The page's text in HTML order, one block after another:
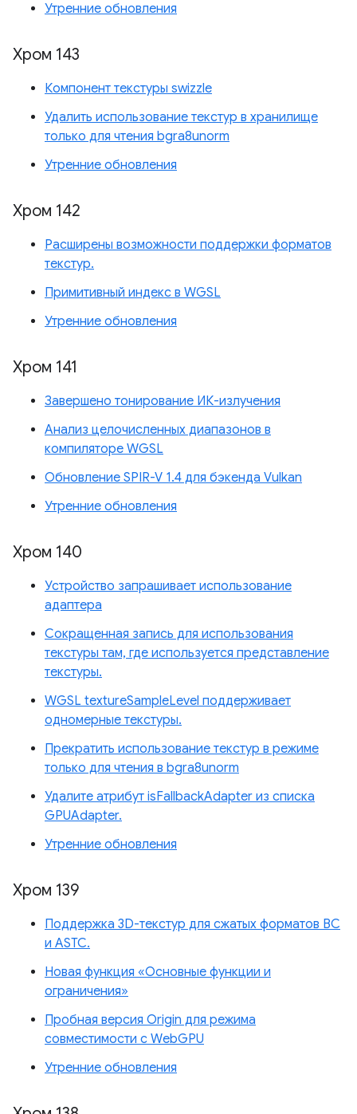
Утренние обновления
Хром 143
Компонент текстуры swizzle
Удалить использование текстур в хранилище
только для чтения bgra8unorm
Утренние обновления
Хром 142
Расширены возможности поддержки форматов
текстур.
Примитивный индекс в WGSL
Утренние обновления
Хром 141
Завершено тонирование ИК-излучения
Анализ целочисленных диапазонов в
компиляторе WGSL
Обновление SPIR-V 1.4 для бэкенда Vulkan
Утренние обновления
Хром 140
Устройство запрашивает использование
адаптера
Сокращенная запись для использования
текстуры там, где используется представление
текстуры.
WGSL textureSampleLevel поддерживает
одномерные текстуры.
Прекратить использование текстур в режиме
только для чтения в bgra8unorm
Удалите атрибут isFallbackAdapter из списка
GPUAdapter.
Утренние обновления
Хром 139
Поддержка 3D-текстур для сжатых форматов BC
и ASTC.
Новая функция «Основные функции и
ограничения»
Пробная версия Origin для режима
совместимости с WebGPU
Утренние обновления